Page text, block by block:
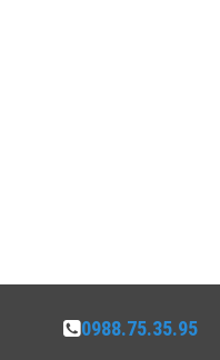
0988.75.35.95